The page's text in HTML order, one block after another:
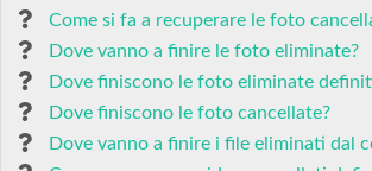
Come si fa a recuperare le foto
Dove vanno a finire le foto eliminate?
Dove finiscono le foto eliminate
Dove finiscono le foto cancellate?
Dove vanno a finire i file eliminati dal